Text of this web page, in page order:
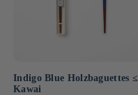
Indigo Blue Holzbaguettes ≤
Kawai